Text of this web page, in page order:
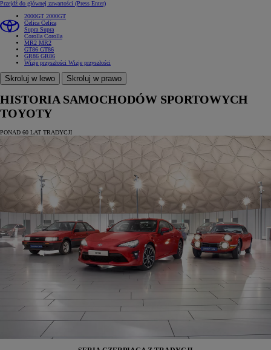
Przejdź do głównej zawartości (Press Enter)
2000GT 2000GT
Celica Celica
Supra Supra
Corolla Corolla
MR2 MR2
GT86 GT86
GR86 GR86
Wizje przyszłości Wizje przyszłości
Skroluj w lewo Skroluj w prawo
HISTORIA SAMOCHODÓW SPORTOWYCH
TOYOTY
PONAD 60 LAT TRADYCJI